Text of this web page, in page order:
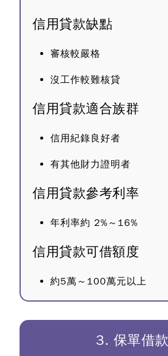
信用貸款缺點
審核較嚴格
沒工作較難核貸
信用貸款適合族群
信用紀錄良好者
有其他財力證明者
信用貸款參考利率
年利率約 2%～16%
信用貸款可借額度
約5萬～100萬元以上
3. 保單借款